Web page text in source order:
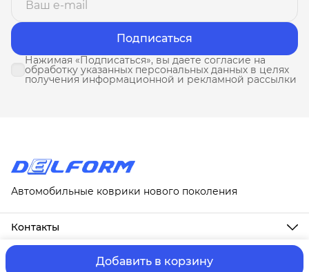
Добавить в корзину
Подписаться
Нажимая «Подписаться», вы даете согласие на
обработку указанных персональных данных в целях
получения информационной и рекламной рассылки
Автомобильные коврики нового поколения
Контакты
Адрес
г. Москва, ул. Новослободская, д. 20, 1А
ⓒ ИП Третьякова Т.А.Оплата и Доставка